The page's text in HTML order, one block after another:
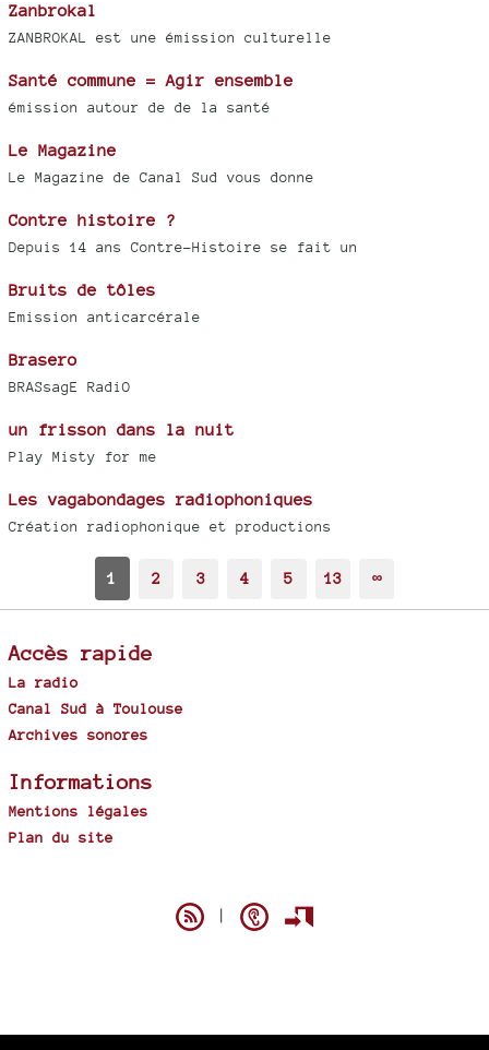
Zanbrokal
ZANBROKAL est une émission culturelle
Santé commune = Agir ensemble
émission autour de de la santé
Le Magazine
Le Magazine de Canal Sud vous donne
Contre histoire ?
Depuis 14 ans Contre-Histoire se fait un
Bruits de tôles
Emission anticarcérale
Brasero
BRASsagE RadiO
un frisson dans la nuit
Play Misty for me
Les vagabondages radiophoniques
Création radiophonique et productions
1 2 3 4 5 13 ∞
Accès rapide
La radio
Canal Sud à Toulouse
Archives sonores
Informations
Mentions légales
Plan du site
|